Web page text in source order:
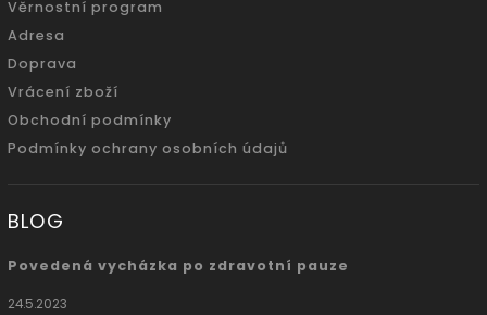
Věrnostní program
Adresa
Doprava
Vrácení zboží
Obchodní podmínky
Podmínky ochrany osobních údajů
BLOG
Povedená vycházka po zdravotní pauze
24.5.2023